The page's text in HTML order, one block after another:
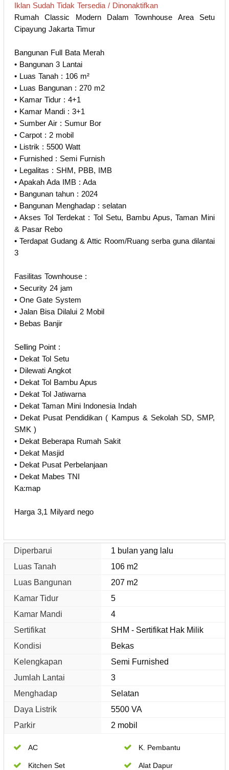
Iklan Sudah Tidak Tersedia / Dinonaktifkan
Rumah Classic Modern Dalam Townhouse Area Setu
Cipayung Jakarta Timur
Bangunan Full Bata Merah
• Bangunan 3 Lantai
• Luas Tanah : 106 m²
• Luas Bangunan : 270 m2
• Kamar Tidur : 4+1
• Kamar Mandi : 3+1
• Sumber Air : Sumur Bor
• Carpot : 2 mobil
• Listrik : 5500 Watt
• Furnished : Semi Furnish
• Legalitas : SHM, PBB, IMB
• Apakah Ada IMB : Ada
• Bangunan tahun : 2024
• Bangunan Menghadap : selatan
• Akses Tol Terdekat : Tol Setu, Bambu Apus, Taman Mini
& Pasar Rebo
• Terdapat Gudang & Attic Room/Ruang serba guna dilantai
3
Fasilitas Townhouse :
• Security 24 jam
• One Gate System
• Jalan Bisa Dilalui 2 Mobil
• Bebas Banjir
Selling Point :
• Dekat Tol Setu
• Dilewati Angkot
• Dekat Tol Bambu Apus
• Dekat Tol Jatiwarna
• Dekat Taman Mini Indonesia Indah
• Dekat Pusat Pendidikan ( Kampus & Sekolah SD, SMP,
SMK )
• Dekat Beberapa Rumah Sakit
• Dekat Masjid
• Dekat Pusat Perbelanjaan
• Dekat Mabes TNI
Ka:map
Harga 3,1 Milyard nego
Diperbarui
1 bulan yang lalu
Luas Tanah
106 m2
Luas Bangunan
207 m2
Kamar Tidur
5
Kamar Mandi
4
Sertifikat
SHM - Sertifikat Hak Milik
Kondisi
Bekas
Kelengkapan
Semi Furnished
Jumlah Lantai
3
Menghadap
Selatan
Daya Listrik
5500 VA
Parkir
2 mobil
AC K. Pembantu
Kitchen Set Alat Dapur